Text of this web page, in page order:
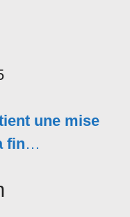
une mise
fin…